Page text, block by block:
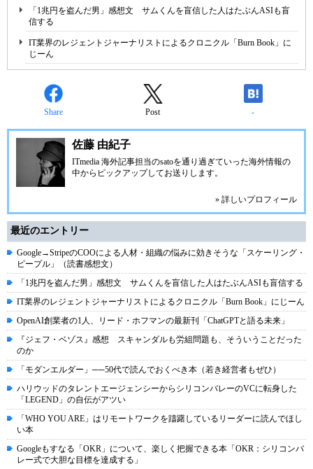
「1兆円を盗んだ男」感想文 サムくんを盲信した人はたぶんASIも盲
信する
IT業界のレジェントジャーナリストによるクロニクル「Burn Book」に
じーん
Share Post -
佐藤 由紀子
ITmedia 海外記事担当のsatoを通り過ぎていった海外情報の
中からピックアップしてお送りします。
» 詳しいプロフィール
最近のエントリー
Google→StripeのCOOによる人材・組織の悩みに効きそうな「スケーリング・
ピープル」（読書感想文）
「1兆円を盗んだ男」感想文 サムくんを盲信した人はたぶんASIも盲信する
IT業界のレジェントジャーナリストによるクロニクル「Burn Book」にじーん
OpenAI創業者の1人、リード・ホフマンの最新刊「ChatGPTと語る未来」
『ジェフ・ベゾス』感想 スキャンダルも労組問題も、そういうことだった
のか
「モダンエルダー」──50代で読んでおくべき本（若き経営者もぜひ）
ハリウッドのタレントエージェンシーからシリコンバレーのVCに転身した
「LEGEND」の自伝がアツい
「WHO YOU ARE」はリモートワークを躊躇しているリーダーに読んでほし
い本
Googleもすなる「OKR」について、楽しく把握できる本「OKR：シリコンバ
レー式で大胆な目標を達成する」